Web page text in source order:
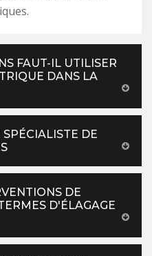
FAUT-IL UTILISER
DANS LA
DE
DE
D'ÉLAGAGE